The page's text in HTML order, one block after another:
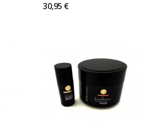
30,95 €